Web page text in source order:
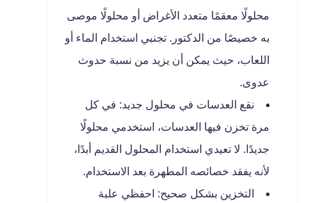
محلولًا معقمًا متعدد الأغراض أو محلولًا موصى
به خصيصًا من الدكتور. تجنبي استخدام الماء أو
اللعاب، حيث يمكن أن يزيد من نسبة حدوث
عدوى.
نقع العدسات في محلول جديد: في كل
مرة تخزن فيها العدسات، استخدمي محلولًا
جديدًا. لا تعيدي استخدام المحلول القديم أبدًا،
لأنه يفقد خصائصه المطهرة بعد الاستخدام.
التخزين بشكل صحيح: احفظي علبة